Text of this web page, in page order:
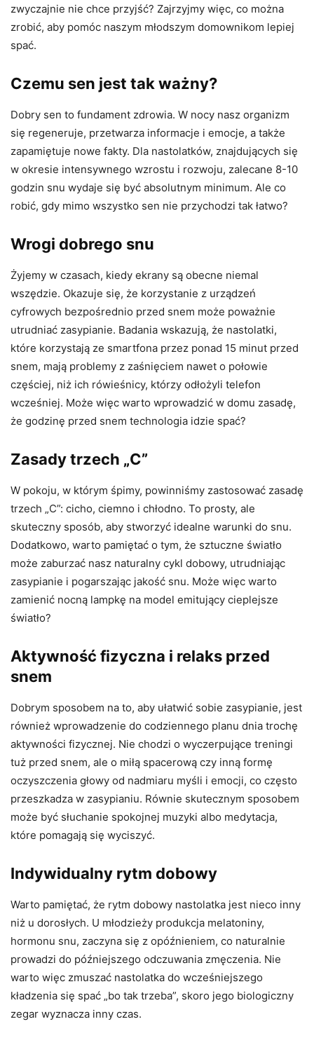
zwyczajnie nie chce przyjść? Zajrzyjmy więc, co można
zrobić, aby pomóc naszym młodszym domownikom lepiej
spać.
Czemu sen jest tak ważny?
Dobry sen to fundament zdrowia. W nocy nasz organizm
się regeneruje, przetwarza informacje i emocje, a także
zapamiętuje nowe fakty. Dla nastolatków, znajdujących się
w okresie intensywnego wzrostu i rozwoju, zalecane 8-10
godzin snu wydaje się być absolutnym minimum. Ale co
robić, gdy mimo wszystko sen nie przychodzi tak łatwo?
Wrogi dobrego snu
Żyjemy w czasach, kiedy ekrany są obecne niemal
wszędzie. Okazuje się, że korzystanie z urządzeń
cyfrowych bezpośrednio przed snem może poważnie
utrudniać zasypianie. Badania wskazują, że nastolatki,
które korzystają ze smartfona przez ponad 15 minut przed
snem, mają problemy z zaśnięciem nawet o połowie
częściej, niż ich rówieśnicy, którzy odłożyli telefon
wcześniej. Może więc warto wprowadzić w domu zasadę,
że godzinę przed snem technologia idzie spać?
Zasady trzech „C”
W pokoju, w którym śpimy, powinniśmy zastosować zasadę
trzech „C”: cicho, ciemno i chłodno. To prosty, ale
skuteczny sposób, aby stworzyć idealne warunki do snu.
Dodatkowo, warto pamiętać o tym, że sztuczne światło
może zaburzać nasz naturalny cykl dobowy, utrudniając
zasypianie i pogarszając jakość snu. Może więc warto
zamienić nocną lampkę na model emitujący cieplejsze
światło?
Aktywność fizyczna i relaks przed
snem
Dobrym sposobem na to, aby ułatwić sobie zasypianie, jest
również wprowadzenie do codziennego planu dnia trochę
aktywności fizycznej. Nie chodzi o wyczerpujące treningi
tuż przed snem, ale o miłą spacerową czy inną formę
oczyszczenia głowy od nadmiaru myśli i emocji, co często
przeszkadza w zasypianiu. Równie skutecznym sposobem
może być słuchanie spokojnej muzyki albo medytacja,
które pomagają się wyciszyć.
Indywidualny rytm dobowy
Warto pamiętać, że rytm dobowy nastolatka jest nieco inny
niż u dorosłych. U młodzieży produkcja melatoniny,
hormonu snu, zaczyna się z opóźnieniem, co naturalnie
prowadzi do późniejszego odczuwania zmęczenia. Nie
warto więc zmuszać nastolatka do wcześniejszego
kładzenia się spać „bo tak trzeba”, skoro jego biologiczny
zegar wyznacza inny czas.